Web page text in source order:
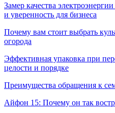
Замер качества
и уверенность для бизнеса
Почему вам стоит выбрать
огорода
Эффективная упаковка при
целости и порядке
Преимущества обращения к
Айфон 15: Почему он так